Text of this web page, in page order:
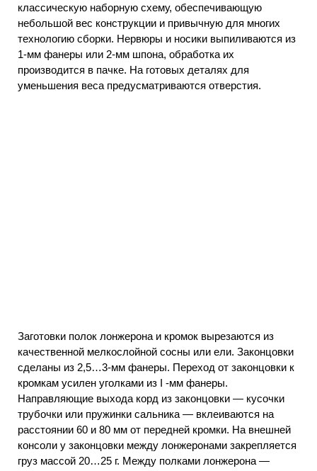
классическую наборную схему, обеспечивающую
небольшой вес конструкции и привычную для многих
технологию сборки. Нервюры и носики выпиливаются из
1-мм фанеры или 2-мм шпона, обработка их
производится в пачке. На готовых деталях для
уменьшения веса предусматриваются отверстия.
Заготовки полок лонжерона и кромок вырезаются из
качественной мелкослойной сосны или ели. Законцовки
сделаны из 2,5…3-мм фанеры. Переход от законцовки к
кромкам усилен уголками из I -мм фанеры.
Направляющие выхода корд из законцовки — кусочки
трубочки или пружинки сальника — вклеиваются на
расстоянии 60 и 80 мм от передней кромки. На внешней
консоли у законцовки между лонжеронами закрепляется
груз массой 20…25 г. Между полками лонжерона —